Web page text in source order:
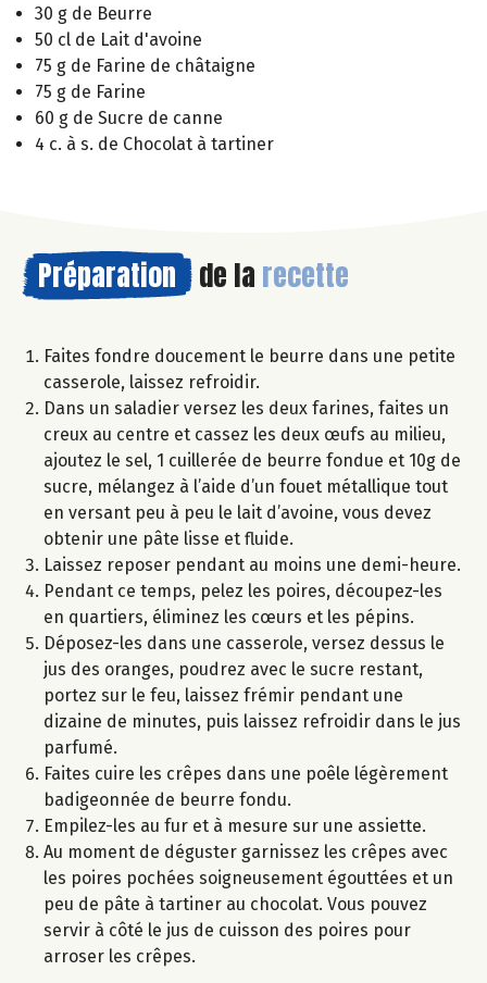
30 g de Beurre
50 cl de Lait d'avoine
75 g de Farine de châtaigne
75 g de Farine
60 g de Sucre de canne
4 c. à s. de Chocolat à tartiner
Préparation de la recette
Faites fondre doucement le beurre dans une petite
casserole, laissez refroidir.
Dans un saladier versez les deux farines, faites un
creux au centre et cassez les deux œufs au milieu,
ajoutez le sel, 1 cuillerée de beurre fondue et 10g de
sucre, mélangez à l’aide d’un fouet métallique tout
en versant peu à peu le lait d’avoine, vous devez
obtenir une pâte lisse et fluide.
Laissez reposer pendant au moins une demi-heure.
Pendant ce temps, pelez les poires, découpez-les
en quartiers, éliminez les cœurs et les pépins.
Déposez-les dans une casserole, versez dessus le
jus des oranges, poudrez avec le sucre restant,
portez sur le feu, laissez frémir pendant une
dizaine de minutes, puis laissez refroidir dans le jus
parfumé.
Faites cuire les crêpes dans une poêle légèrement
badigeonnée de beurre fondu.
Empilez-les au fur et à mesure sur une assiette.
Au moment de déguster garnissez les crêpes avec
les poires pochées soigneusement égouttées et un
peu de pâte à tartiner au chocolat. Vous pouvez
servir à côté le jus de cuisson des poires pour
arroser les crêpes.